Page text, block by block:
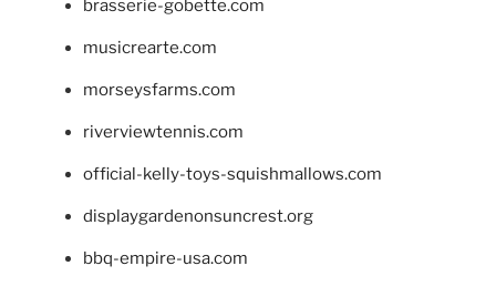
brasserie-gobette.com
musicrearte.com
morseysfarms.com
riverviewtennis.com
official-kelly-toys-squishmallows.com
displaygardenonsuncrest.org
bbq-empire-usa.com